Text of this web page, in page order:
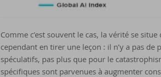
Comme c’est souvent le cas, la vérité se
cependant en tirer une leçon : il n’y a pas
spéculatifs, pas plus que pour le
spécifiques sont parvenues à augmenter